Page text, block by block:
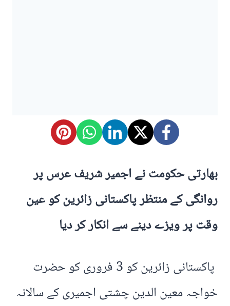
بھارتی حکومت نے اجمیر شریف عرس پر
روانگی کے منتظر پاکستانی زائرین کو عین
وقت پر ویزے دینے سے انکار کر دیا
پاکستانی زائرین کو 3 فروری کو حضرت
خواجہ معین الدین چشتی اجمیری کے سالانہ